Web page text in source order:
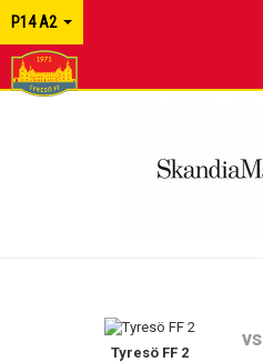
P14 A2
Tyresö FF 2
vs